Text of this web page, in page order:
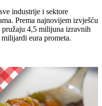
industrije i sektore
Prema najnovijem izvješću
4,5 milijuna izravnih
eura prometa.